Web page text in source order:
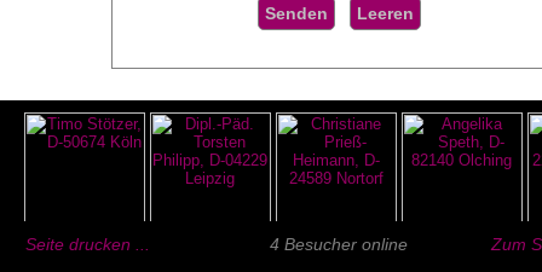
Seite drucken ... 4 Besucher online Zum